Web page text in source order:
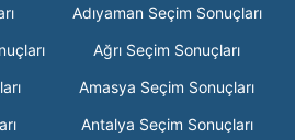
Adıyaman Seçim Sonuçları
Ağrı Seçim Sonuçları
Amasya Seçim Sonuçları
Antalya Seçim Sonuçları